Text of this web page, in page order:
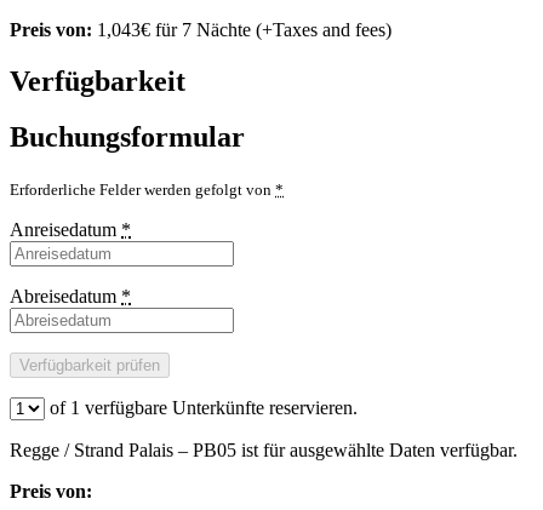
Preis von: 1,043€ für 7 Nächte (+Taxes and fees)
Verfügbarkeit
Buchungsformular
Erforderliche Felder werden gefolgt von *
Anreisedatum *
Abreisedatum *
of 1 verfügbare Unterkünfte reservieren.
Regge / Strand Palais – PB05 ist für ausgewählte Daten verfügbar.
Preis von: